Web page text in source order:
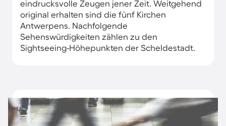
eindrucksvolle Zeugen jener Zeit. Weitgehend
original erhalten sind die fünf Kirchen
Antwerpens. Nachfolgende
Sehenswürdigkeiten zählen zu den
Sightseeing-Höhepunkten der Scheldestadt.